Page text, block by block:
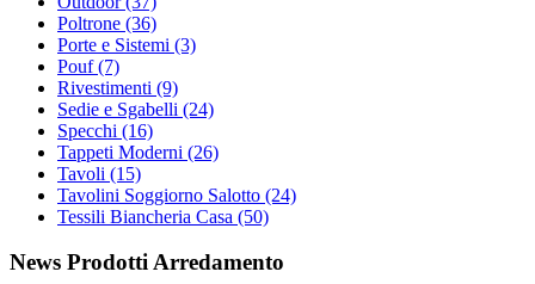
Poltrone (36)
Porte e Sistemi (3)
Pouf(7)
Rivestimenti (9)
Sedie e Sgabelli (24)
Specchi (16)
Tappeti Moderni (26)
Tavoli (15)
Tavolini Soggiorno Salotto (24)
Tessili Biancheria Casa (50)
News Prodotti Arredamento